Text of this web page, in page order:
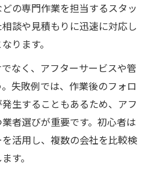
の専門作業を担当するスタッ
談や見積もりに迅速に対応し
ります。
なく、アフターサービスや管
失敗例では、作業後のフォロ
生することもあるため、アフ
者選びが重要です。初心者は
活用し、複数の会社を比較検
す。